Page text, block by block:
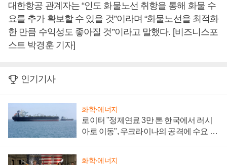
대한항공 관계자는 “인도 화물노선 취항을 통해 화물 수
요를 추가 확보할 수 있을 것”이라며 “화물노선을 최적화
한 만큼 수익성도 좋아질 것”이라고 말했다. [비즈니스포
스트 박경훈 기자]
인기기사
화학·에너지
로이터 "정제연료 3만 톤 한국에서 러시
아로 이동", 우크라이나의 공격에 수요 늘
화학·에너지